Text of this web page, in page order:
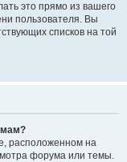
это прямо из вашего
пользователя. Вы
списков на той
расположенном на
форума или темы.